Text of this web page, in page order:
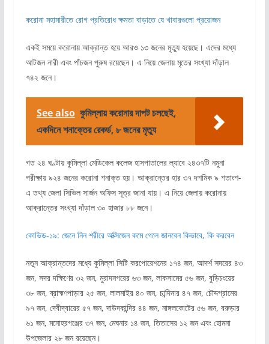
করোনা মহামারীতে রোগ প্রতিরোধ ক্ষমতা বাড়াতে যে খাবারগুলো প্রয়োজন
একই সময়ে করোনায় আক্রান্ত হয়ে আরও ১৩ জনের মৃত্যু হয়েছে। এদের মধ্যে
আটজন নারী এবং পাঁচজন পুরুষ রয়েছেন। এ নিয়ে জেলায় মৃতের সংখ্যা দাঁড়াল
৭৪২ জনে।
See also কুমিল্লায় করোনার দাপট চলছেই,
একদিনে শনাক্তের রেকর্ড, ৮ জনের মৃত্যু
গত ২৪ ঘণ্টায় কুমিল্লা মেডিকেল কলেজ হাসপাতালের ল্যাবে ২৪৩৭টি নমুনা
পরীক্ষায় ৯২৪ জনের করোনা শনাক্ত হয়। আক্রান্তের হার ৩৭ দশমিক ৯ শতাংশ-
এ তথ্য জেলা সিভিল সার্জন অফিস সূত্র জানা যায়। এ নিয়ে জেলায় করোনায়
আক্রান্তের সংখ্যা দাঁড়াল ৩০ হাজার ৮৮ জনে।
কোভিড-১৯: জেনে নিন শরীরে অক্সিজেন কমে গেলে জানবেন কিভাবে, কি করবেন
নতুন আক্রান্তদের মধ্যে কুমিল্লা সিটি করপোরেশনের ১৭৪ জন, আদর্শ সদরের ৪৩
জন, সদর দক্ষিণের ৩২ জন, মুরাদনগরের ৬৩ জন, লাকসামের ৫৬ জন, বুড়িচংয়ের
৩৮ জন, ব্রাহ্মণপাড়ার ২৫ জন, লালমাইর ৪০ জন, চান্দিনার ৪৭ জন, চৌদ্দগ্রামের
৯৭ জন, দেবীদ্বারের ৫৭ জন, দাউদকান্দির ৪৪ জন, নাঙ্গলকোটের ৫৬ জন, বরুড়ার
৬১ জন, মনোহরগঞ্জের ৩৭ জন, মেঘনার ১৪ জন, তিতাসের ১২ জন এবং হোমনা
উপজেলার ২৮ জন রয়েছেন।